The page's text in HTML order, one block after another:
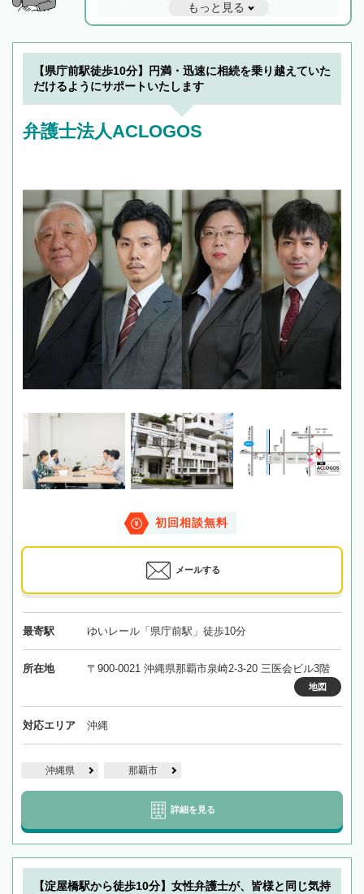
と他士業との連携もスムーズに進み、トラブル
解決のみならず相続をトータルで任せることが
できます。また、相続は感情がからむ分野なの
でフィーリングも重要です。実際に電話や面談
で複数の弁護士と会話をしてウマが合う方に依
もっと見る
【県庁前駅徒歩10分】円満・迅速に相続を乗り越えていた
だけるようにサポートいたします
弁護士法人ACLOGOS
初回相談無料
メールする
最寄駅 ゆいレール「県庁前駅」徒歩10分
所在地 〒900-0021 沖縄県那覇市泉崎2-3-20 三医会ビル3階
地図
対応エリア 沖縄
沖縄県 那覇市
詳細を見る
【淀屋橋駅から徒歩10分】女性弁護士が、皆様と同じ気持